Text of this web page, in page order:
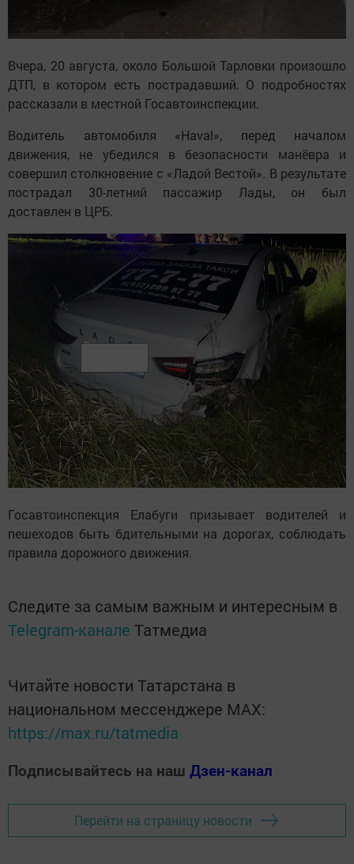
Вчера, 20 августа, около Большой Тарловки произошло
ДТП, в котором есть пострадавший. О подробностях
рассказали в местной Госавтоинспекции.
Водитель автомобиля «Haval», перед началом
движения, не убедился в безопасности манёвра и
совершил столкновение с «Ладой Вестой». В результате
пострадал 30-летний пассажир Лады, он был
доставлен в ЦРБ.
Госавтоинспекция Елабуги призывает водителей и
пешеходов быть бдительными на дорогах, соблюдать
правила дорожного движения.
Следите за самым важным и интересным в
Telegram-канале Татмедиа
Читайте новости Татарстана в
национальном мессенджере MАХ:
https://max.ru/tatmedia
Подписывайтесь на наш Дзен-канал
Перейти на страницу новости